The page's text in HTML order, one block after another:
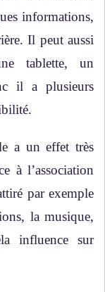
informations,
Il peut aussi
tablette, un
il a plusieurs
a un effet très
à l’association
par exemple
la musique,
influence sur